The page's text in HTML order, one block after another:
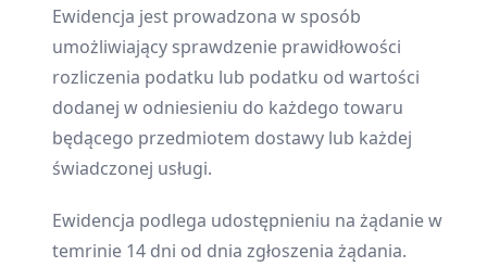
Ewidencja jest prowadzona w sposób
umożliwiający sprawdzenie prawidłowości
rozliczenia podatku lub podatku od wartości
dodanej w odniesieniu do każdego towaru
będącego przedmiotem dostawy lub każdej
świadczonej usługi.
Ewidencja podlega udostępnieniu na żądanie w
temrinie 14 dni od dnia zgłoszenia żądania.